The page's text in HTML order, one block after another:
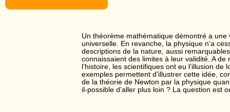
Un théorème mathématique démontré a une
universelle. En revanche, la physique n’a
descriptions de la nature, aussi
connaissaient des limites à leur validité. A de
l’histoire, les scientifiques ont eu l’illusion de
exemples permettent d’illustrer cette idée,
de la théorie de Newton par la physique
il-possible d’aller plus loin ? La question est